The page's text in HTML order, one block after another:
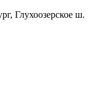
Глухоозерское ш.